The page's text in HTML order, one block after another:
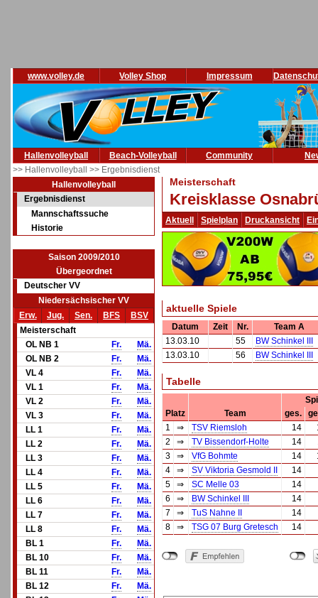
www.volley.de Volley Shop Impressum
Hallenvolleyball Beach-Volleyball Community
>> Hallenvolleyball >> Ergebnisdienst
Hallenvolleyball
Ergebnisdienst
Mannschaftssuche
Historie
Saison 2009/2010
Übergeordnet
Deutscher VV
Niedersächsischer VV
Erw.
Jug. Sen. BFS
BSV
Meisterschaft
OL NB 1
Fr.
Mä.
OL NB 2
Fr.
Mä.
VL 4
Fr.
Mä.
VL 1
Fr.
Mä.
VL 2
Fr.
Mä.
VL 3
Fr.
Mä.
LL 1
Fr.
Mä.
LL 2
Fr.
Mä.
LL 3
Fr.
Mä.
LL 4
Fr.
Mä.
LL 5
Fr.
Mä.
LL 6
Fr.
Mä.
LL 7
Fr.
Mä.
LL 8
Fr.
Mä.
BL 1
Fr.
Mä.
BL 10
Fr.
Mä.
BL 11
Fr.
Mä.
BL 12
Fr.
Mä.
Meisterschaft
Kreisklasse
Aktuell Spielplan Druckansicht
aktuelle Spiele
Datum Zeit Nr.
Team A
13.03.10
55
BW Schinkel III
13.03.10
56 BW Schinkel III
Tabelle
Platz
Team ges.
1
⇒ TSV Riemsloh 14
2
⇒ TV Bissendorf-Holte 14
3
⇒ VfG Bohmte 14
4
⇒ SV Viktoria Gesmold II
14
5
⇒ SC Melle 03
14
6
⇒ BW Schinkel III
14
7
⇒ TuS Nahne II
14
8
⇒ TSG 07 Burg Gretesch 14